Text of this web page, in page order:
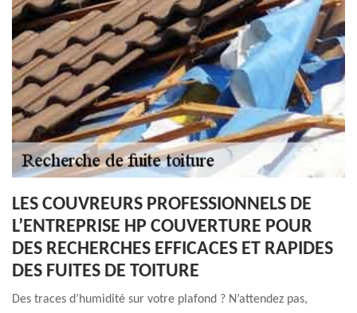
LES COUVREURS PROFESSIONNELS DE
L’ENTREPRISE HP COUVERTURE POUR
DES RECHERCHES EFFICACES ET RAPIDES
DES FUITES DE TOITURE
Des traces d’humidité sur votre plafond ? N’attendez pas,